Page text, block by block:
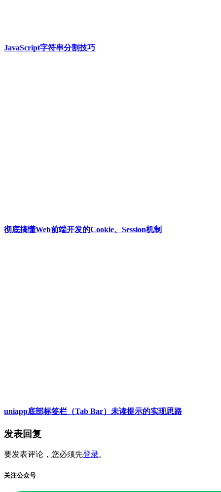
JavaScript字符串分割技巧
彻底搞懂Web前端开发的Cookie、Session机制
uniapp底部标签栏（Tab Bar）未读提示的实现思路
发表回复
要发表评论，您必须先登录。
关注公众号